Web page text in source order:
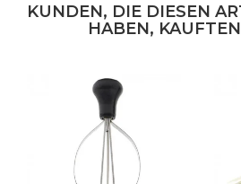
KUNDEN, DIE DIESEN
HABEN,